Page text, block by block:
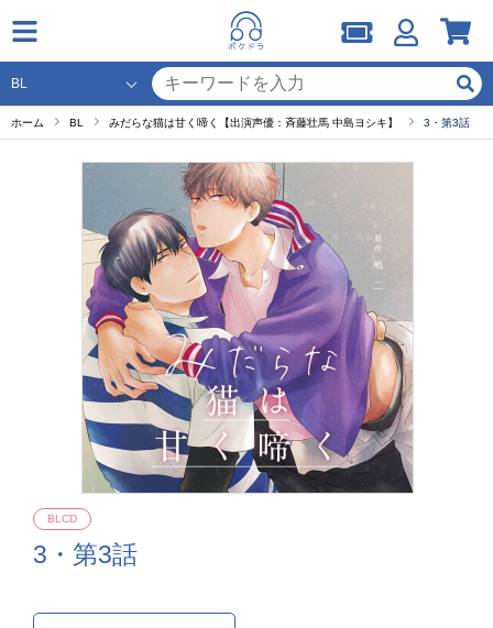
ホーム BL みだらな猫は甘く啼く【出演声優：斉藤壮馬 中島ヨシキ】 3・第3話
3・第3話
BLCD